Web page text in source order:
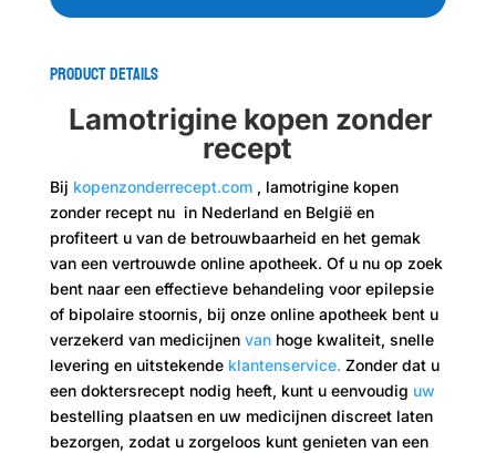
Product Details
Lamotrigine kopen zonder
recept
Bij kopenzonderrecept.com, lamotrigine kopen
zonder recept nu in Nederland en België en
profiteert u van de betrouwbaarheid en het gemak
van een vertrouwde online apotheek. Of u nu op zoek
bent naar een effectieve behandeling voor epilepsie
of bipolaire stoornis, bij onze online apotheek bent u
verzekerd van medicijnen vanhoge kwaliteit, snelle
levering en uitstekende klantenservice. Zonder dat u
een doktersrecept nodig heeft, kunt u eenvoudig uw
bestelling plaatsen en uw medicijnen discreet laten
bezorgen, zodat u zorgeloos kunt genieten van een